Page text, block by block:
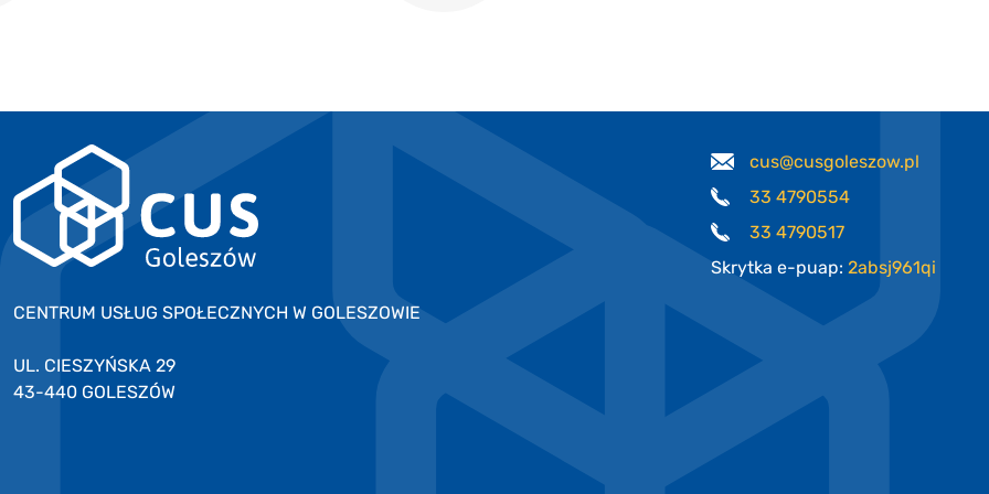
CENTRUM USŁUG SPOŁECZNYCH W GOLESZOWIE
UL. CIESZYŃSKA 29
43-440 GOLESZÓW
cus@cusgoleszow.pl
33 4790554
33 4790517
Skrytka e-puap: 2absj961qi